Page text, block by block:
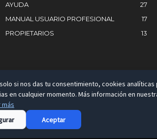
AYUDA
27
MANUAL USUARIO PROFESIONAL
17
PROPIETARIOS
13
Aviso Legal
si nos das tu consentimiento, cookies analíticas
en cualquier momento. Más información en
más
Aceptar